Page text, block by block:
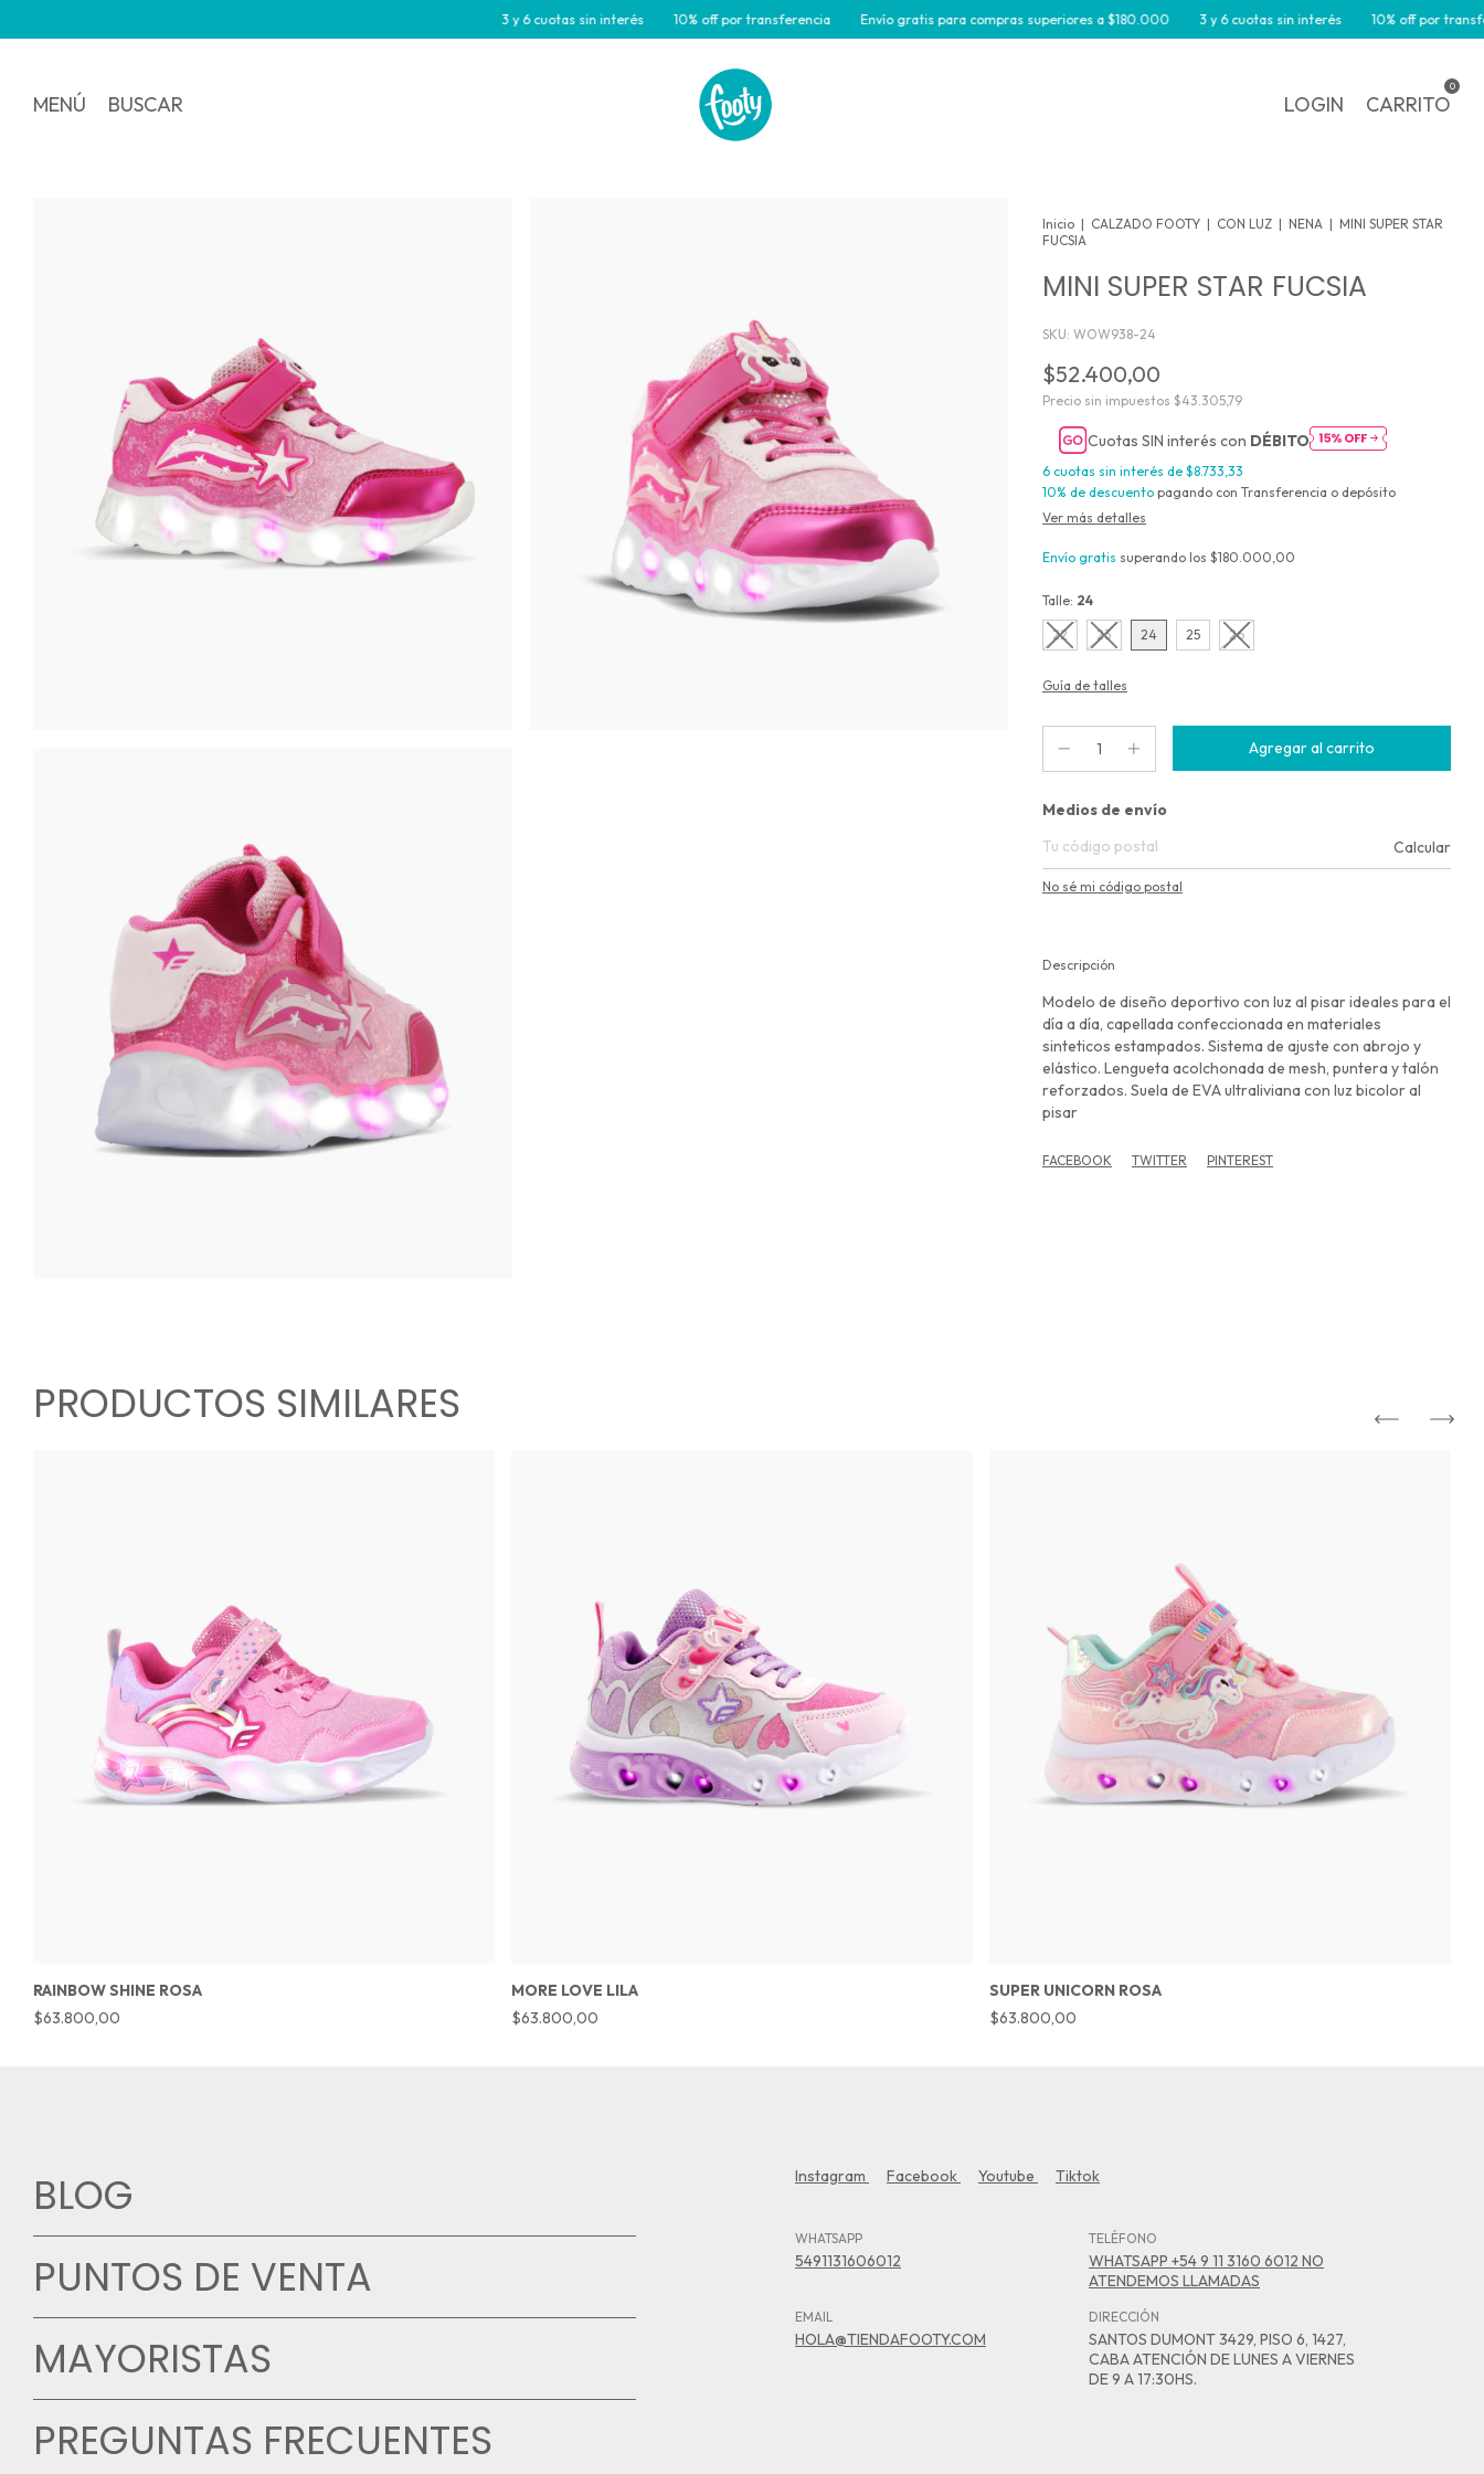
3 y 6 cuotas sin interés 10% off por transferencia Envío gratis para compras superiores a $180.000 3 y 6 cuotas sin interés 10% off por transferencia
MENÚ BUSCAR LOGIN CARRITO
0
Inicio | CALZADO FOOTY | CON LUZ | NENA | MINI SUPER STAR
FUCSIA
MINI SUPER STAR FUCSIA
SKU: WOW938-24
$52.400,00
Precio sin impuestos $43.305,79
Cuotas SIN interés con DÉBITO
6 cuotas sin interés de $8.733,33
10% de descuento pagando con Transferencia o depósito
Ver más detalles
Envío gratis superando los $180.000,00
Talle: 24
22 23 24 25 26
Guía de talles
Entregas para el CP:
Medios de envío
Calcular
No sé mi código postal
Descripción
Modelo de diseño deportivo con luz al pisar ideales para el
día a día, capellada confeccionada en materiales
sinteticos estampados. Sistema de ajuste con abrojo y
elástico. Lengueta acolchonada de mesh, puntera y talón
reforzados. Suela de EVA ultraliviana con luz bicolor al
pisar
FACEBOOK TWITTER PINTEREST
PRODUCTOS SIMILARES
RAINBOW SHINE ROSA
$63.800,00
MORE LOVE LILA
$63.800,00
SUPER UNICORN ROSA
$63.800,00
BLOG
PUNTOS DE VENTA
MAYORISTAS
PREGUNTAS FRECUENTES
Instagram Facebook Youtube Tiktok
WHATSAPP
5491131606012
TELÉFONO
WHATSAPP +54 9 11 3160 6012 NO
ATENDEMOS LLAMADAS
EMAIL
HOLA@TIENDAFOOTY.COM
DIRECCIÓN
SANTOS DUMONT 3429, PISO 6, 1427,
CABA ATENCIÓN DE LUNES A VIERNES
DE 9 A 17:30HS.